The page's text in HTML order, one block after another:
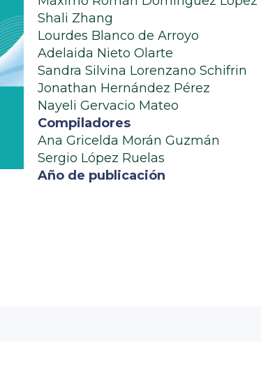
Shali Zhang
Lourdes Blanco de Arroyo
Adelaida Nieto Olarte
Sandra Silvina Lorenzano Schifrin
Jonathan Hernández Pérez
Nayeli Gervacio Mateo
Compiladores
Ana Gricelda Morán Guzmán
Sergio López Ruelas
Año de publicación